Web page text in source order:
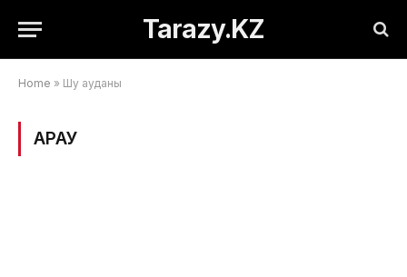
Tarazy.KZ
Home » Шу ауданы
ҚАРАУ